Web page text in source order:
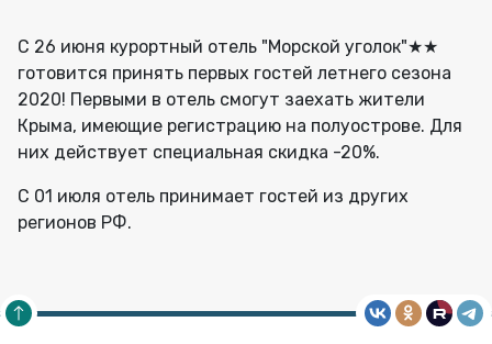
С 26 июня курортный отель "Морской уголок"★★
готовится принять первых гостей летнего сезона
2020! Первыми в отель смогут заехать жители
Крыма, имеющие регистрацию на полуострове. Для
них действует специальная скидка -20%.
С 01 июля отель принимает гостей из других
регионов РФ.